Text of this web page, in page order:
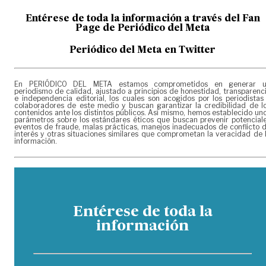
Entérese de toda la información a través del Fan
Page de Periódico del Meta
Periódico del Meta en Twitter
En PERIÓDICO DEL META estamos comprometidos en generar
periodismo de calidad, ajustado a principios de honestidad,
e independencia editorial, los cuales son acogidos por los periodistas
colaboradores de este medio y buscan garantizar la credibilidad de
contenidos ante los distintos públicos. Así mismo, hemos establecido
parámetros sobre los estándares éticos que buscan prevenir
eventos de fraude, malas prácticas, manejos inadecuados de conflicto
interés y otras situaciones similares que comprometan la veracidad de
información.
Entérese de toda la
información